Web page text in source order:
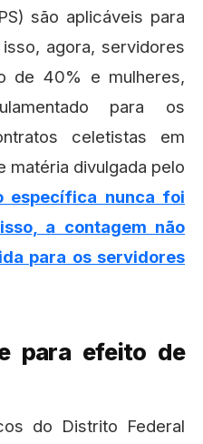
são aplicáveis para
agora, servidores
de 40% e mulheres,
para os
celetistas em
matéria divulgada pelo
específica nunca foi
a contagem não
para os servidores
para efeito de
do Distrito Federal